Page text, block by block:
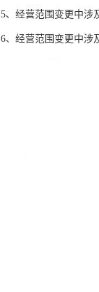
5、经营范围变更中涉
6、经营范围变更中涉